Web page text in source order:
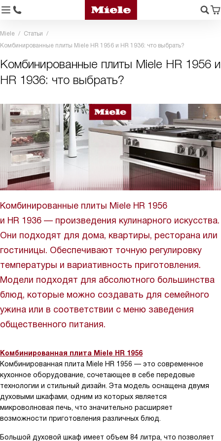
Miele
Статьи
Комбинированные плиты Miele HR 1956 и HR 1936: что выбрать?
Комбинированные плиты Miele HR 1956 и
HR 1936: что выбрать?
Комбинированные плиты Miele HR 1956
и HR 1936 — произведения кулинарного искусства.
Они подходят для дома, квартиры, ресторана или
гостиницы. Обеспечивают точную регулировку
температуры и вариативность приготовления.
Модели подходят для абсолютного большинства
блюд, которые можно создавать для семейного
ужина или в соответствии с меню заведения
общественного питания.
Комбинированная плита Miele HR 1956
Комбинированная плита Miele HR 1956 — это современное
кухонное оборудование, сочетающее в себе передовые
технологии и стильный дизайн. Эта модель оснащена двумя
духовыми шкафами, одним из которых является
микроволновая печь, что значительно расширяет
возможности приготовления различных блюд.
Большой духовой шкаф имеет объем 84 литра, что позволяет